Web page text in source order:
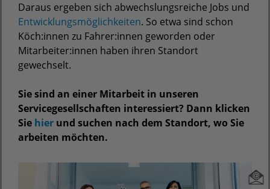
Daraus ergeben sich abwechslungsreiche Jobs und
Entwicklungsmöglichkeiten. So etwa sind schon
Köch:innen zu Fahrer:innen geworden oder
Mitarbeiter:innen haben ihren Standort
gewechselt.
Sie sind an einer Mitarbeit in unseren
Servicegesellschaften interessiert? Dann klicken
Sie hier und suchen nach dem Standort, wo Sie
arbeiten möchten.